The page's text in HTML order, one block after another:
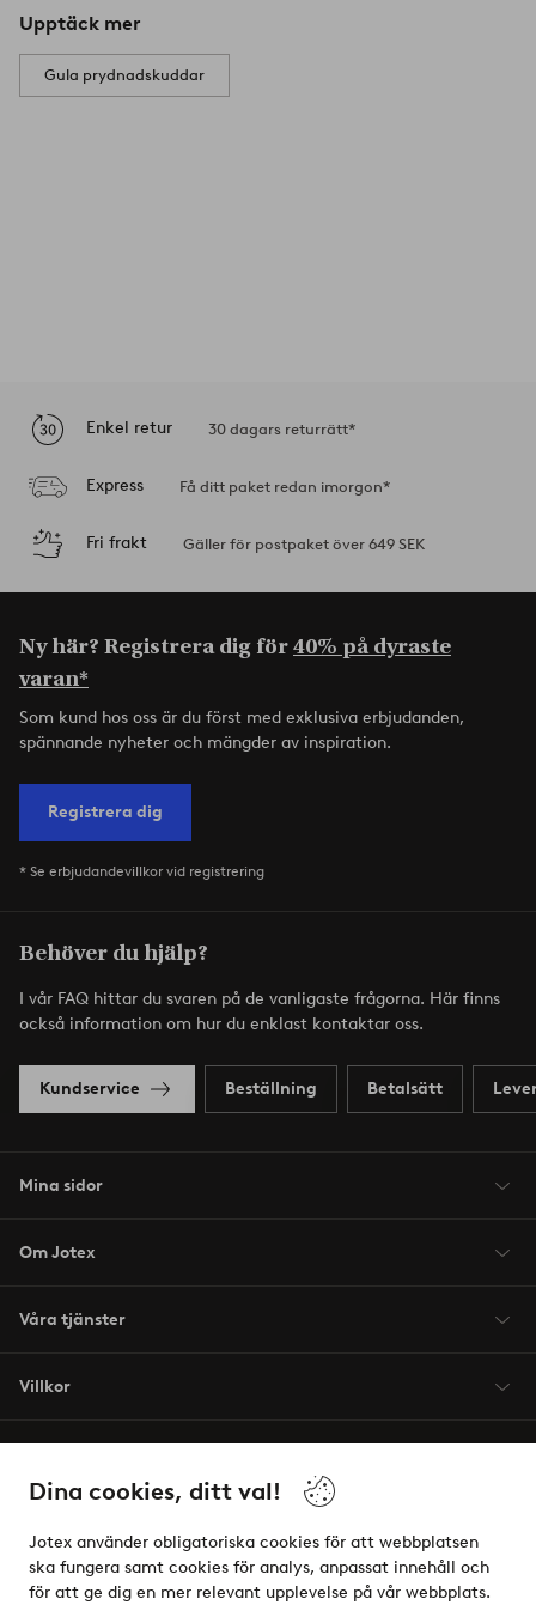
Dina cookies, ditt val!
Jotex använder obligatoriska cookies för att webbplatsen
ska fungera samt cookies för analys, anpassat innehåll och
för att ge dig en mer relevant upplevelse på vår webbplats.
Upptäck mer
Gula prydnadskuddar
Enkel retur 30 dagars returrätt*
Express Få ditt paket redan imorgon*
Fri frakt Gäller för postpaket över 649 SEK
Ny här? Registrera dig för40% på dyraste
varan*
Som kund hos oss är du först med exklusiva erbjudanden,
spännande nyheter och mängder av inspiration.
Registrera dig
* Se erbjudandevillkor vid registrering
Behöver du hjälp?
I vår FAQ hittar du svaren på de vanligaste frågorna. Här finns
också information om hur du enklast kontaktar oss.
Kundservice Beställning Betalsätt
Mina sidor
Om Jotex
Våra tjänster
Villkor